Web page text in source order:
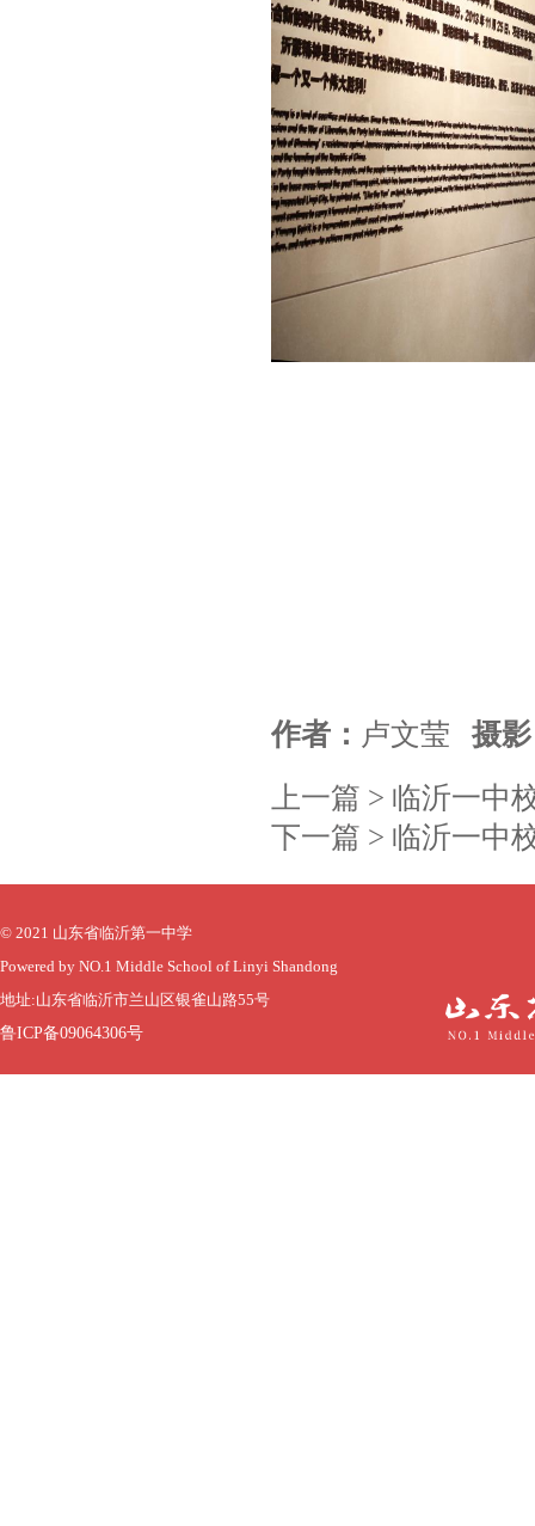
作者： 卢文莹摄
上一篇 > 临沂一中
下一篇 > 临沂一中
© 2021 山东省临沂第一中学
Powered by NO.1 Middle School of Linyi Shandong
地址:山东省临沂市兰山区银雀山路55号
鲁ICP备09064306号